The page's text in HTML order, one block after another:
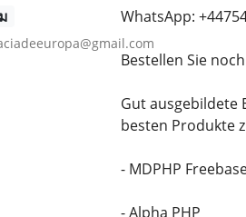
WhatsApp:
Bestellen Sie
Gut ausgebildete
besten Produkte
- MDPHP
- Alpha PHP